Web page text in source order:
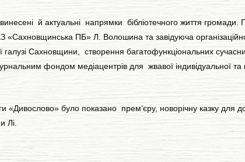
й актуальні напрямки бібліотечного життя громади.
«Сахновщинська ПБ» Л. Волошина та завідуюча
галузі Сахновщини, створення багатофункціональних
фондом медіацентрів для жвавої індивідуальної
було показано прем’єру, новорічну казку для
Лі.